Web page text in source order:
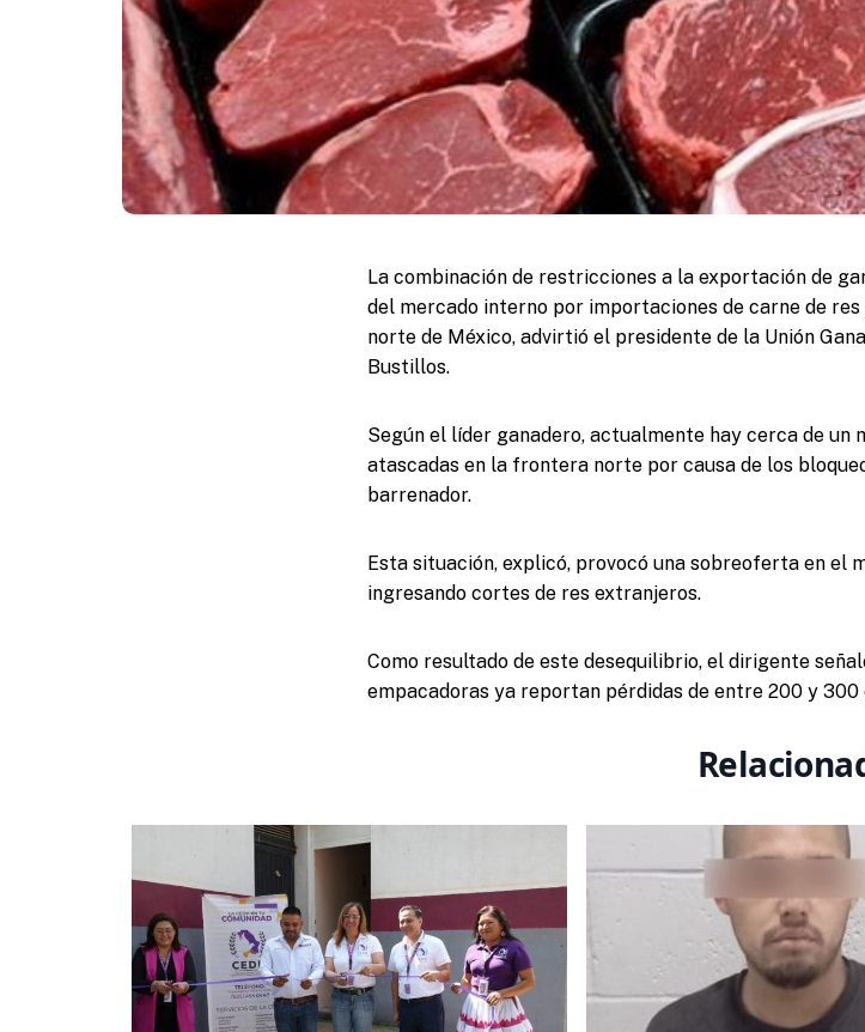
La combinación de restricciones a la exportación de
del mercado interno por importaciones de carne de
norte de México, advirtió el presidente de la Unión
Bustillos.
Según el líder ganadero, actualmente hay cerca de un
atascadas en la frontera norte por causa de los
barrenador.
Esta situación, explicó, provocó una sobreoferta en el
ingresando cortes de res extranjeros.
Como resultado de este desequilibrio, el dirigente
empacadoras ya reportan pérdidas de entre 200 y 300